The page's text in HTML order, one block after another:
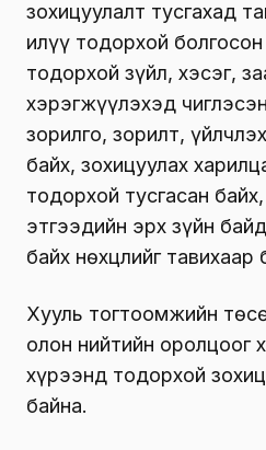
зохицуулалт тусгахад
илүү тодорхой болгосон
тодорхой зүйл, хэсэг,
хэрэгжүүлэхэд
зорилго, зорилт,
байх, зохицуулах
тодорхой тусгасан
этгээдийн эрх зүйн
байх нөхцлийг тавихаар
Хууль тогтоомжийн
олон нийтийн оролцоог
хүрээнд тодорхой
байна.